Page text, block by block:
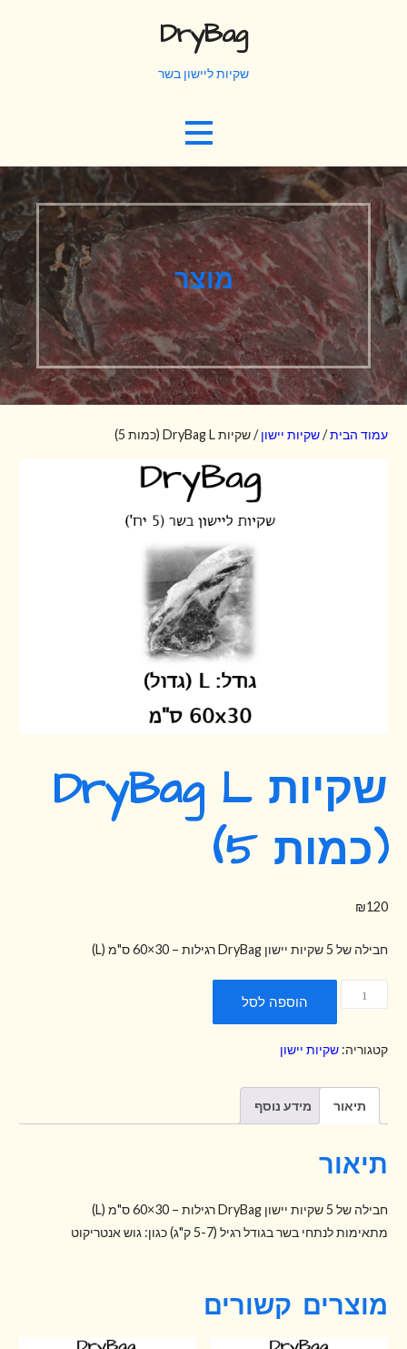
DryBag
שקיות ליישון בשר
מוצר
עמוד הבית/שקיות יישון/ שקיות DryBag L (כמות 5)
שקיות DryBag L
(כמות 5)
₪120
חבילה של 5 שקיות יישון DryBag רגילות – 30×60 ס"מ (L)
כמות
DryBag
(כמות
5)
הוספה לסל
קטגוריה: שקיות יישון
תיאור מידע נוסף
תיאור
חבילה של 5 שקיות יישון DryBag רגילות – 30×60 ס"מ (L)
מתאימות לנתחי בשר בגודל רגיל (5-7 ק"ג) כגון: גוש אנטריקוט
מוצרים קשורים